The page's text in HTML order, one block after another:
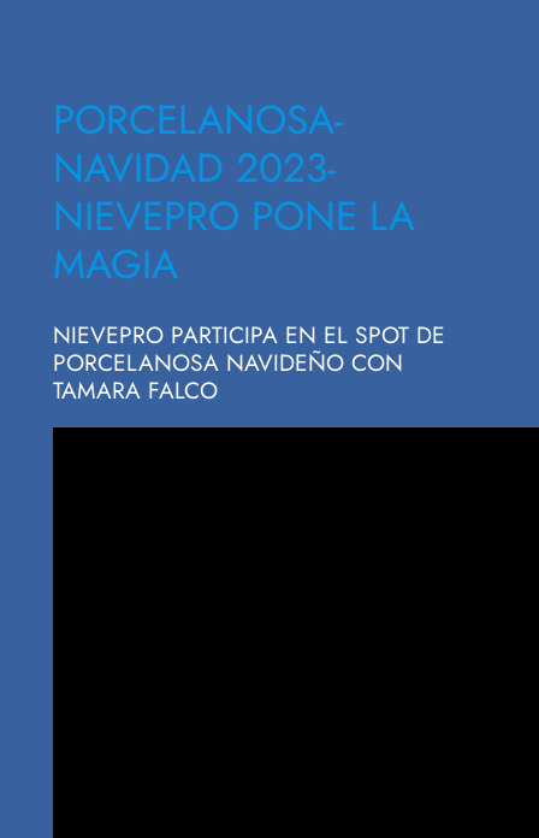
PORCELANOSA-
NAVIDAD 2023-
NIEVEPRO PONE LA
MAGIA
NIEVEPRO PARTICIPA EN EL SPOT DE
PORCELANOSA NAVIDEÑO CON
TAMARA FALCO